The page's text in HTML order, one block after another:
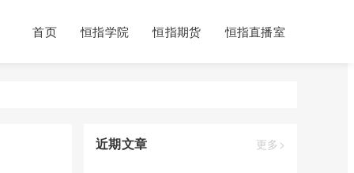
首页 恒指学院 恒指期货 恒指直播室
近期文章 更多>